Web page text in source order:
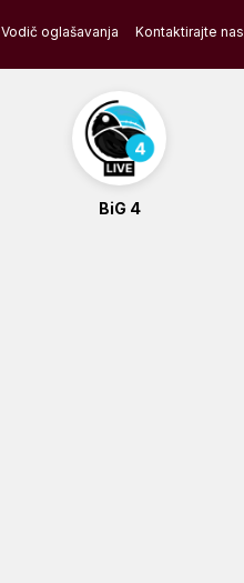
Vodič oglašavanja Kontaktirajte nas
BiG 4